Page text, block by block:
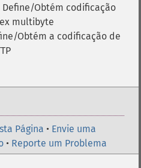
Define/Obtém codificação
multibyte
Obtém a codificação de
Página • Envie uma
• Reporte um Problema